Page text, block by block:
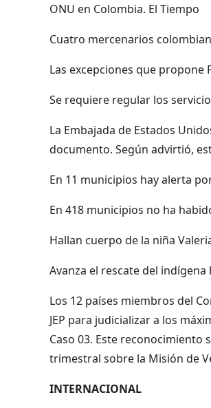
ONU en Colombia. El Tiempo
Cuatro mercenarios
Las excepciones que propone
Se requiere regular los
La Embajada de Estados
documento. Según advirtió,
En 11 municipios hay alerta
En 418 municipios no ha
Hallan cuerpo de la niña
Avanza el rescate del
Los 12 países miembros del
JEP para judicializar a los
Caso 03. Este
trimestral sobre la Misión de
INTERNACIONAL